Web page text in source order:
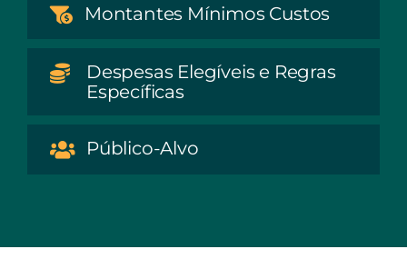
Montantes Mínimos Custos
Despesas Elegíveis e Regras
Específicas
Público-Alvo